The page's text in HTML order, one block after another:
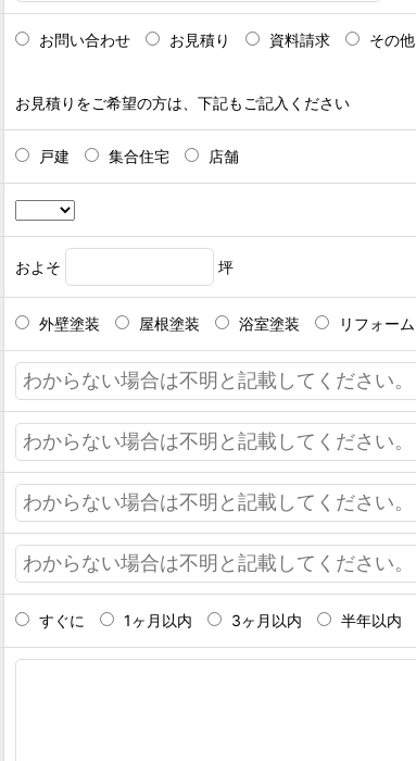
お問い合わせ お見積り 資料請求 その他
お見積りをご希望の方は、下記もご記入ください
戸建 集合住宅 店舗
およそ 坪
外壁塗装 屋根塗装 浴室塗装 リフォーム
すぐに 1ヶ月以内 3ヶ月以内 半年以内